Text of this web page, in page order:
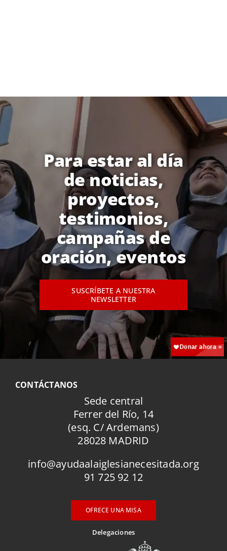
Para estar al día
de noticias,
proyectos,
testimonios,
campañas de
oración, eventos
SUSCRÍBETE A NUESTRA
NEWSLETTER
CONTÁCTANOS
Sede central
Ferrer del Río, 14
(esq. C/ Ardemans)
28028 MADRID
info@ayudaalaiglesianecesitada.org
91 725 92 12
OFRECE UNA MISA
Delegaciones